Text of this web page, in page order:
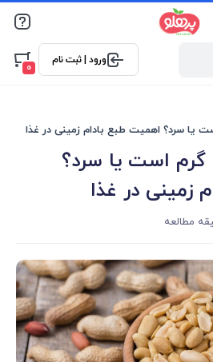
@media screen and (max-width:
ورود | ثبت نام
0
یا سرد؟ اهمیت طبع بادام زمینی در غذا
گرم است یا سرد؟
زمینی در غذا